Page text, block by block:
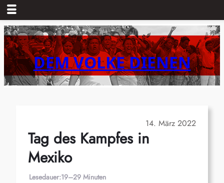
Zum
Inhalt
springenDEM VOLKE DIENEN
14. März 2022
Tag des Kampfes in
Mexiko
Lesedauer:19–29 Minuten